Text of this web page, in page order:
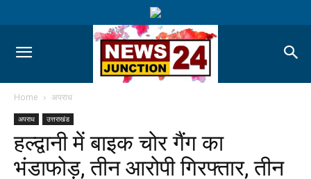
Home अपराध
अपराध उत्तराखंड
हल्द्वानी में बाइक चोर गैंग का
भंडाफोड़, तीन आरोपी गिरफ्तार, तीन